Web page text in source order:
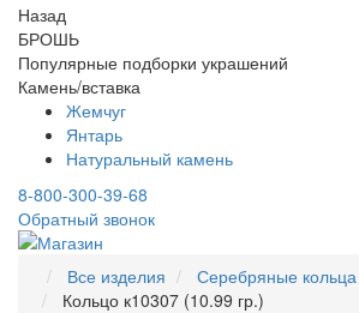
Назад
БРОШЬ
Популярные подборки украшений
Камень/вставка
Жемчуг
Янтарь
Натуральный камень
8-800-300-39-68
Обратный звонок
Все изделия
Серебряные кольца
Кольцо к10307 (10.99 гр.)